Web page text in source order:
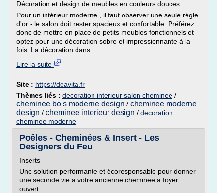
Décoration et design de meubles en couleurs douces
Pour un intérieur moderne , il faut observer une seule règle
d'or - le salon doit rester spacieux et confortable. Préférez
donc de mettre en place de petits meubles fonctionnels et
optez pour une décoration sobre et impressionnante à la
fois. La décoration dans...
Lire la suite
Site : https://deavita.fr
Thèmes liés : decoration interieur salon cheminee /
cheminee bois moderne design / cheminee moderne
design / cheminee interieur design / decoration
cheminee moderne
Poêles - Cheminées & Insert - Les
Designers du Feu
Inserts
Une solution performante et écoresponsable pour donner
une seconde vie à votre ancienne cheminée à foyer
ouvert.